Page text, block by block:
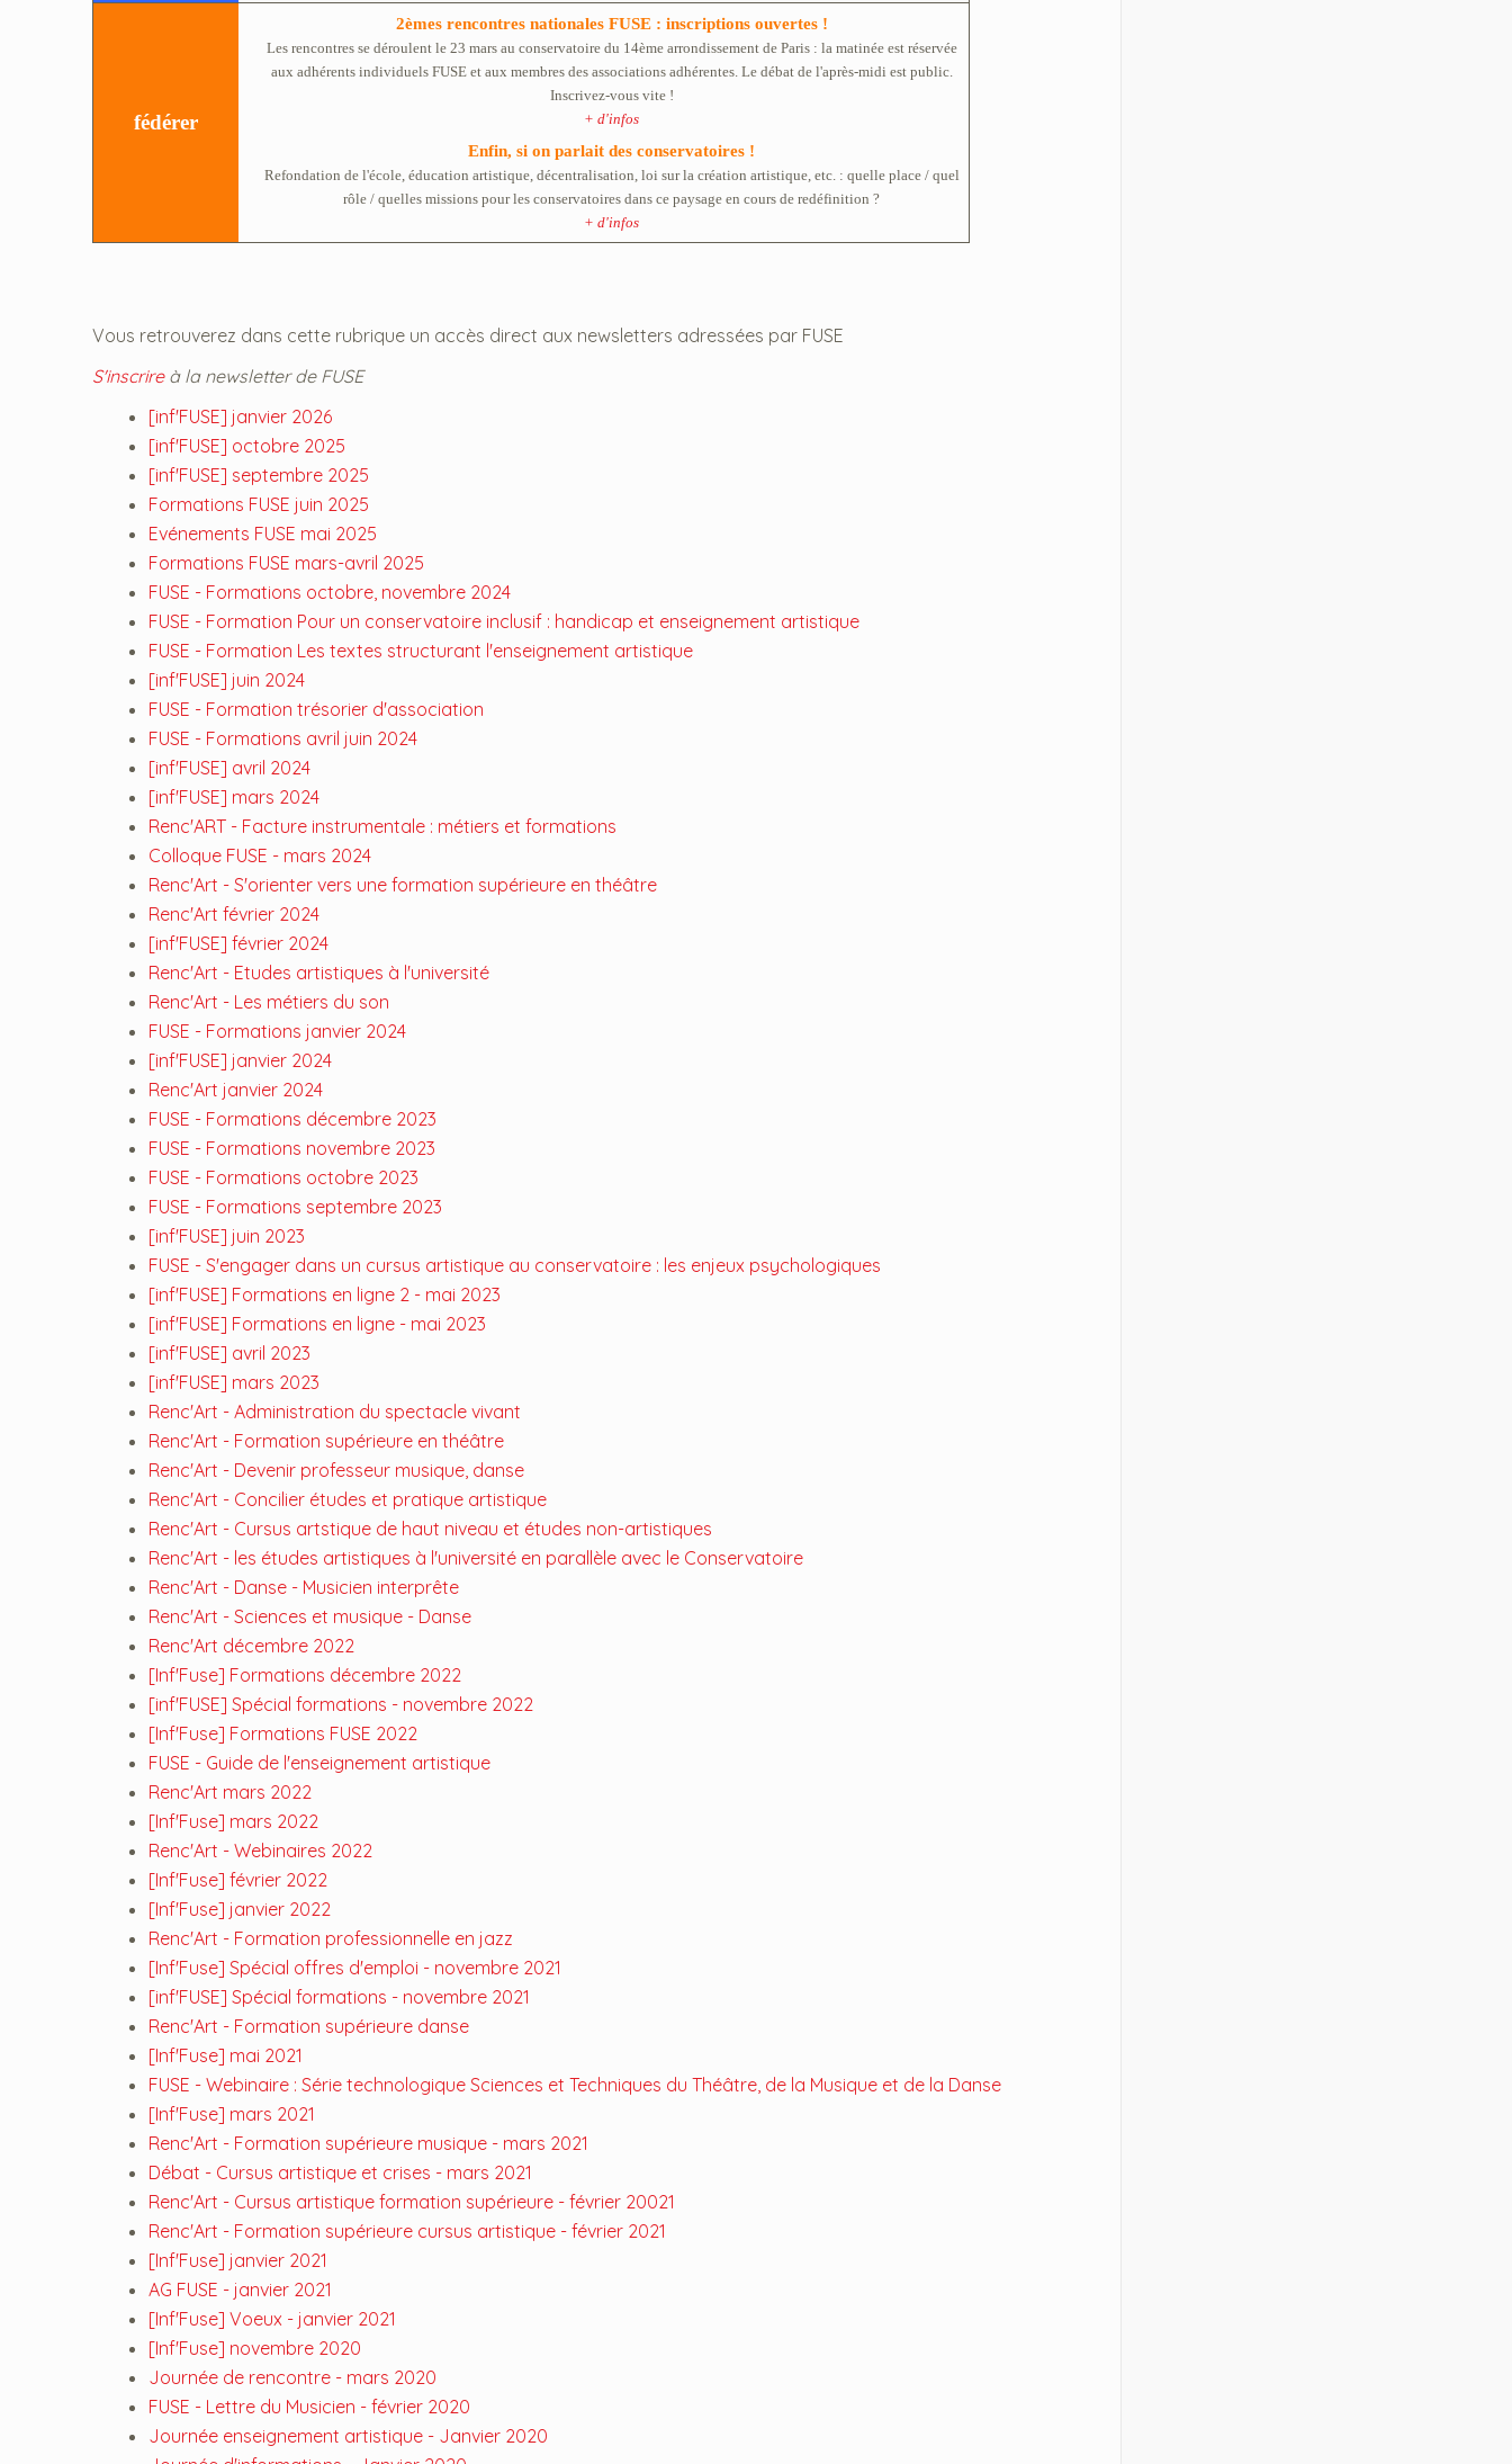
fédérer
2èmes rencontres nationales FUSE : inscriptions ouvertes !
Les rencontres se déroulent le 23 mars au conservatoire du 14ème arrondissement de Paris : la matinée est réservée
aux adhérents individuels FUSE et aux membres des associations adhérentes. Le débat de l'après-midi est public.
Inscrivez-vous vite !
+ d'infos
Enfin, si on parlait des conservatoires !
Refondation de l'école, éducation artistique, décentralisation, loi sur la création artistique, etc. : quelle place / quel
rôle / quelles missions pour les conservatoires dans ce paysage en cours de redéfinition ?
+ d'infos
Vous retrouverez dans cette rubrique un accès direct aux newsletters adressées par FUSE
S'inscrireà la newsletter de FUSE
[inf'FUSE] janvier 2026
[inf'FUSE] octobre 2025
[inf'FUSE] septembre 2025
Formations FUSE juin 2025
Evénements FUSE mai 2025
Formations FUSE mars-avril 2025
FUSE - Formations octobre, novembre 2024
FUSE - Formation Pour un conservatoire inclusif : handicap et enseignement artistique
FUSE - Formation Les textes structurant l'enseignement artistique
[inf'FUSE] juin 2024
FUSE - Formation trésorier d'association
FUSE - Formations avril juin 2024
[inf'FUSE] avril 2024
[inf'FUSE] mars 2024
Renc'ART - Facture instrumentale : métiers et formations
Colloque FUSE - mars 2024
Renc'Art - S'orienter vers une formation supérieure en théâtre
Renc'Art février 2024
[inf'FUSE] février 2024
Renc'Art - Etudes artistiques à l'université
Renc'Art - Les métiers du son
FUSE - Formations janvier 2024
[inf'FUSE] janvier 2024
Renc'Art janvier 2024
FUSE - Formations décembre 2023
FUSE - Formations novembre 2023
FUSE - Formations octobre 2023
FUSE - Formations septembre 2023
[inf'FUSE] juin 2023
FUSE - S'engager dans un cursus artistique au conservatoire : les enjeux psychologiques
[inf'FUSE] Formations en ligne 2 - mai 2023
[inf'FUSE] Formations en ligne - mai 2023
[inf'FUSE] avril 2023
[inf'FUSE] mars 2023
Renc'Art - Administration du spectacle vivant
Renc'Art - Formation supérieure en théâtre
Renc'Art - Devenir professeur musique, danse
Renc'Art - Concilier études et pratique artistique
Renc'Art - Cursus artstique de haut niveau et études non-artistiques
Renc'Art - les études artistiques à l'université en parallèle avec le Conservatoire
Renc'Art - Danse - Musicien interprête
Renc'Art - Sciences et musique - Danse
Renc'Art décembre 2022
[Inf'Fuse] Formations décembre 2022
[inf'FUSE] Spécial formations - novembre 2022
[Inf'Fuse] Formations FUSE 2022
FUSE - Guide de l'enseignement artistique
Renc'Art mars 2022
[Inf'Fuse] mars 2022
Renc'Art - Webinaires 2022
[Inf'Fuse] février 2022
[Inf'Fuse] janvier 2022
Renc'Art - Formation professionnelle en jazz
[Inf'Fuse] Spécial offres d'emploi - novembre 2021
[inf'FUSE] Spécial formations - novembre 2021
Renc'Art - Formation supérieure danse
[Inf'Fuse] mai 2021
FUSE - Webinaire : Série technologique Sciences et Techniques du Théâtre, de la Musique et de la Danse
[Inf'Fuse] mars 2021
Renc'Art - Formation supérieure musique - mars 2021
Débat - Cursus artistique et crises - mars 2021
Renc'Art - Cursus artistique formation supérieure - février 20021
Renc'Art - Formation supérieure cursus artistique - février 2021
[Inf'Fuse] janvier 2021
AG FUSE - janvier 2021
[Inf'Fuse] Voeux - janvier 2021
[Inf'Fuse] novembre 2020
Journée de rencontre - mars 2020
FUSE - Lettre du Musicien - février 2020
Journée enseignement artistique - Janvier 2020